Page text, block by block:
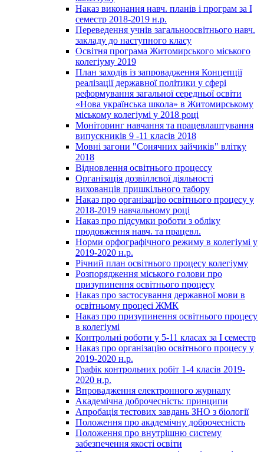
Наказ виконання навч. планів і програм за І
семестр 2018-2019 н.р.
Переведення учнів загальноосвітнього навч.
закладу до наступного класу
Освітня програма Житомирського міського
колегіуму 2019
План заходів із запровадження Концепції
реалізації державної політики у сфері
реформування загальної середньої освіти
«Нова українська школа» в Житомирському
міському колегіумі у 2018 році
Моніторинг навчання та працевлаштування
випускників 9 -11 класів 2018
Мовні загони "Сонячних зайчиків" влітку
2018
Відновлення освітнього процессу
Організація дозвіллєвої діяльності
вихованців пришкільного табору
Наказ про організацію освітнього процесу у
2018-2019 навчальному році
Наказ про підсумки роботи з обліку
продовження навч. та працевл.
Норми орфографічного режиму в колегіумі у
2019-2020 н.р.
Річний план освітнього процесу колегіуму
Розпорядження міського голови про
призупинення освітнього процесу
Наказ про застосування державної мови в
освітньому процесі ЖМК
Наказ про призупинення освітнього процесу
в колегіумі
Контрольні роботи у 5-11 класах за І семестр
Наказ про організацію освітнього процесу у
2019-2020 н.р.
Графік контрольних робіт 1-4 класів 2019-
2020 н.р.
Впровадження електронного журналу
Академічна доброчесність: принципи
Апробація тестових завдань ЗНО з біології
Положення про академічну доброчесність
Положення про внутрішню систему
забезпечення якості освіти